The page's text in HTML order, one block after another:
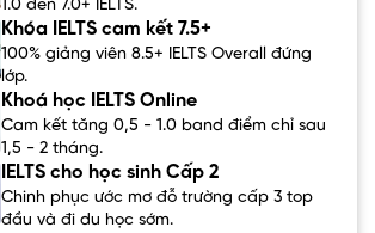
1.0 đến 7.0+ IELTS.
Khóa IELTS cam kết 7.5+
100% giảng viên 8.5+ IELTS Overall đứng
lớp.
Khoá học IELTS Online
Cam kết tăng 0,5 - 1.0 band điểm chỉ sau
1,5 - 2 tháng.
IELTS cho học sinh Cấp 2
Chinh phục ước mơ đỗ trường cấp 3 top
đầu và đi du học sớm.